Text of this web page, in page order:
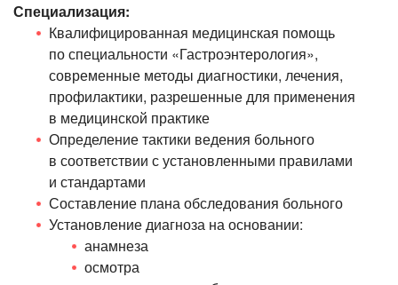
Специализация:
Квалифицированная медицинская помощь
по специальности «Гастроэнтерология»,
современные методы диагностики, лечения,
профилактики, разрешенные для применения
в медицинской практике
Определение тактики ведения больного
в соответствии с установленными правилами
и стандартами
Составление плана обследования больного
Установление диагноза на основании:
анамнеза
осмотра